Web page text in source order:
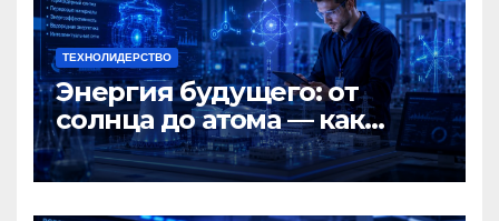
ТЕХНОЛИДЕРСТВО
Энергия будущего: от
солнца до атома — как
Россия меняет мир